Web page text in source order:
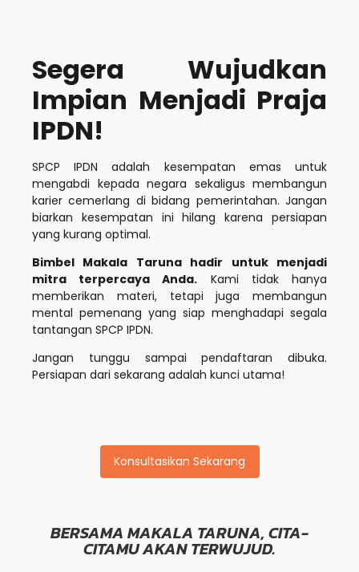
Segera Wujudkan
Impian Menjadi Praja
IPDN!
SPCP IPDN adalah kesempatan emas untuk
mengabdi kepada negara sekaligus membangun
karier cemerlang di bidang pemerintahan. Jangan
biarkan kesempatan ini hilang karena persiapan
yang kurang optimal.
Bimbel Makala Taruna hadir untuk menjadi
mitra terpercaya Anda. Kami tidak hanya
memberikan materi, tetapi juga membangun
mental pemenang yang siap menghadapi segala
tantangan SPCP IPDN.
Jangan tunggu sampai pendaftaran dibuka.
Persiapan dari sekarang adalah kunci utama!
Konsultasikan Sekarang
BERSAMA MAKALA TARUNA, CITA-
CITAMU AKAN TERWUJUD.